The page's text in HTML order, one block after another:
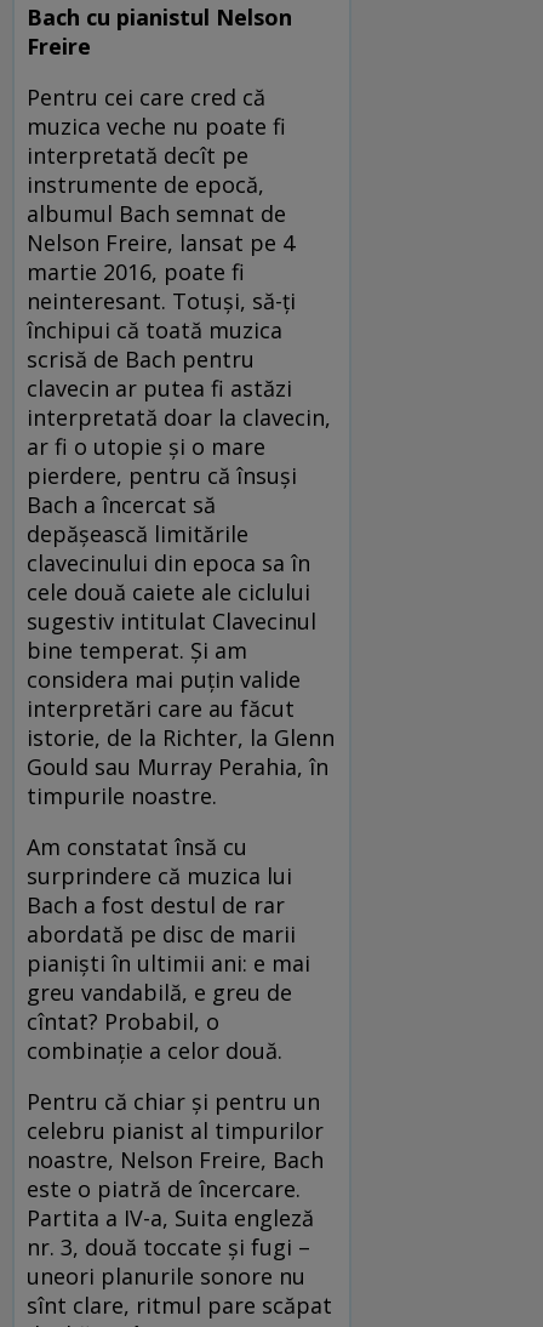
Bach cu pianistul Nelson
Freire
Pentru cei care cred că
muzica veche nu poate fi
interpretată decît pe
instrumente de epocă,
albumul Bach semnat de
Nelson Freire, lansat pe 4
martie 2016, poate fi
neinteresant. Totuși, să-ți
închipui că toată muzica
scrisă de Bach pentru
clavecin ar putea fi astăzi
interpretată doar la clavecin,
ar fi o utopie și o mare
pierdere, pentru că însuși
Bach a încercat să
depășească limitările
clavecinului din epoca sa în
cele două caiete ale ciclului
sugestiv intitulat Clavecinul
bine temperat. Și am
considera mai puțin valide
interpretări care au făcut
istorie, de la Richter, la Glenn
Gould sau Murray Perahia, în
timpurile noastre.
Am constatat însă cu
surprindere că muzica lui
Bach a fost destul de rar
abordată pe disc de marii
pianiști în ultimii ani: e mai
greu vandabilă, e greu de
cîntat? Probabil, o
combinație a celor două.
Pentru că chiar și pentru un
celebru pianist al timpurilor
noastre, Nelson Freire, Bach
este o piatră de încercare.
Partita a IV-a, Suita engleză
nr. 3, două toccate și fugi –
uneori planurile sonore nu
sînt clare, ritmul pare scăpat